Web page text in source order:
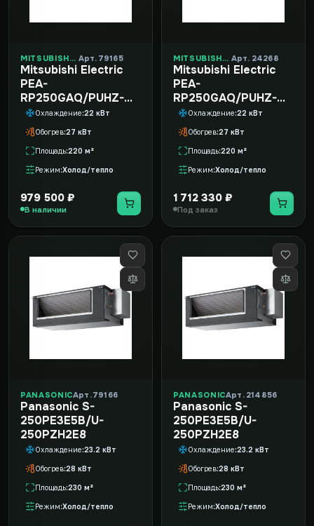
MITSUBISHI ELECTRIC Арт. 79165
Mitsubishi Electric
PEA-
RP250GAQ/PUHZ-
P250YKA
Охлаждение 22 кВт
Обогрев 27 кВт
Площадь 220 м²
Режим Холод/тепло
979 500 ₽
В наличии
MITSUBISHI ELECTRIC Арт. 24268
Mitsubishi Electric
PEA-
RP250GAQ/PUHZ-
P250YKA
Охлаждение 22 кВт
Обогрев 27 кВт
Площадь 220 м²
Режим Холод/тепло
1 712 330 ₽
Под заказ
PANASONICАрт. 79166
Panasonic S-
250PE3E5B/U-
250PZH2E8
Охлаждение 23.2 кВт
Обогрев 28 кВт
Площадь 230 м²
Режим Холод/тепло
PANASONICАрт. 214856
Panasonic S-
250PE3E5B/U-
250PZH2E8
Охлаждение 23.2 кВт
Обогрев 28 кВт
Площадь 230 м²
Режим Холод/тепло